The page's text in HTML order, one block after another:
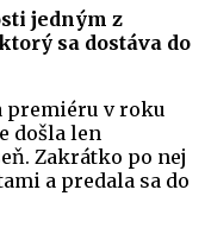
jedným z
sa dostáva do
premiéru v roku
došla len
Zakrátko po nej
a predala sa do